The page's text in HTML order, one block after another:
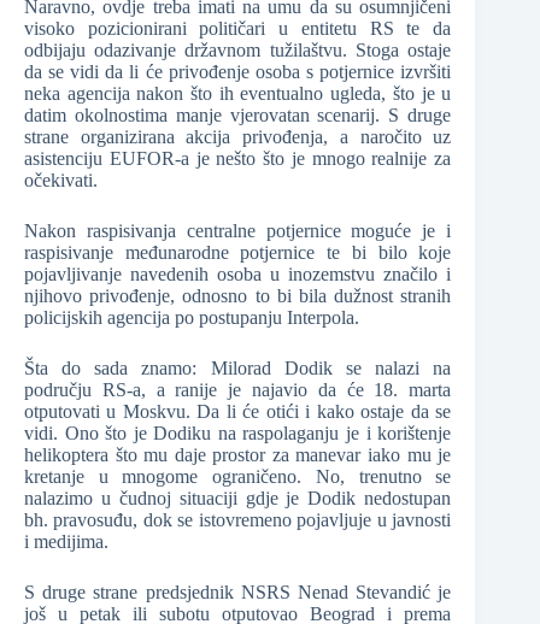
Naravno, ovdje treba imati na umu da su osumnjičeni
visoko pozicionirani političari u entitetu RS te da
odbijaju odazivanje državnom tužilaštvu. Stoga ostaje
da se vidi da li će privođenje osoba s potjernice izvršiti
neka agencija nakon što ih eventualno ugleda, što je u
datim okolnostima manje vjerovatan scenarij. S druge
strane organizirana akcija privođenja, a naročito uz
asistenciju EUFOR-a je nešto što je mnogo realnije za
očekivati.
Nakon raspisivanja centralne potjernice moguće je i
raspisivanje međunarodne potjernice te bi bilo koje
pojavljivanje navedenih osoba u inozemstvu značilo i
njihovo privođenje, odnosno to bi bila dužnost stranih
policijskih agencija po postupanju Interpola.
Šta do sada znamo: Milorad Dodik se nalazi na
području RS-a, a ranije je najavio da će 18. marta
otputovati u Moskvu. Da li će otići i kako ostaje da se
vidi. Ono što je Dodiku na raspolaganju je i korištenje
helikoptera što mu daje prostor za manevar iako mu je
kretanje u mnogome ograničeno. No, trenutno se
nalazimo u čudnoj situaciji gdje je Dodik nedostupan
bh. pravosuđu, dok se istovremeno pojavljuje u javnosti
i medijima.
S druge strane predsjednik NSRS Nenad Stevandić je
još u petak ili subotu otputovao Beograd i prema